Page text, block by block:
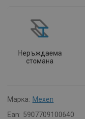
Неръждаема
стомана
Марка: Mexen
Ean: 5907709100640